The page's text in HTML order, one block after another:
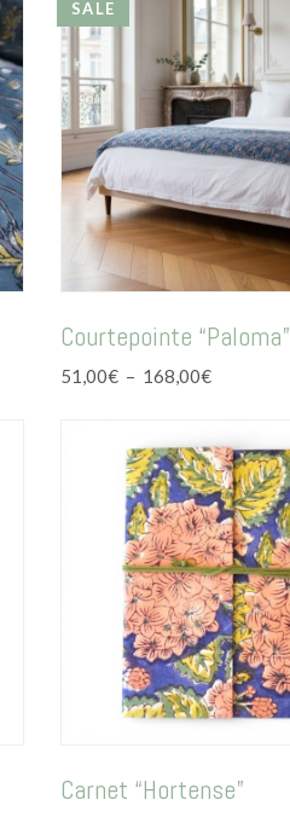
SALE
Courtepointe “Paloma”
51,00€ – 168,00€Plage
51,00€
à
168,00€
Carnet “Hortense”